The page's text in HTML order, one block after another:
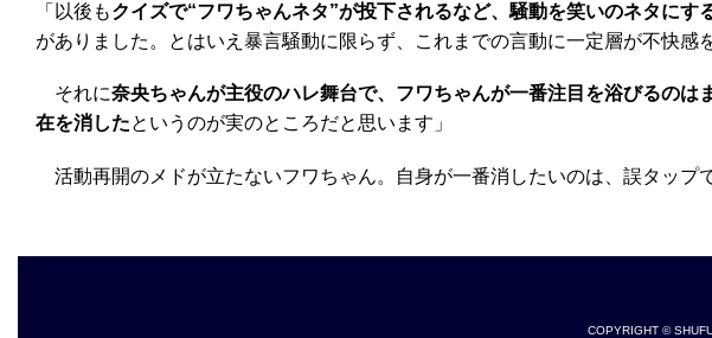
「以後もクイズで“フワちゃんネタ”が投下されるなど、騒動を笑いのネタに
がありました。とはいえ暴言騒動に限らず、これまでの言動に一定層が不快感
それに奈央ちゃんが主役のハレ舞台で、フワちゃんが一番注目を浴びるの
在を消したというのが実のところだと思います」
活動再開のメドが立たないフワちゃん。自身が一番消したいのは、誤タップ
COPYRIGHT ©